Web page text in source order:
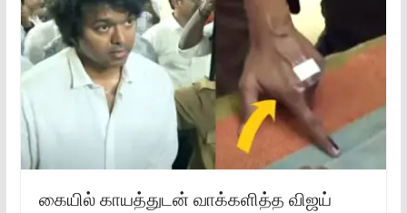
கையில் காயத்துடன் வாக்களித்த விஜய்